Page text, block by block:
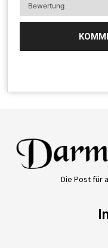
Die Post für